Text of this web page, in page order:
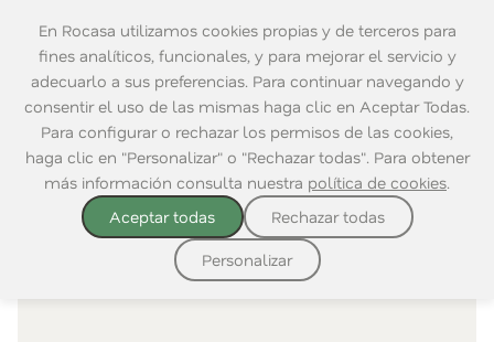
En Rocasa utilizamos cookies propias y de terceros para
fines analíticos, funcionales, y para mejorar el servicio y
adecuarlo a sus preferencias. Para continuar navegando y
consentir el uso de las mismas haga clic en Aceptar Todas.
Para configurar o rechazar los permisos de las cookies,
haga clic en "Personalizar" o "Rechazar todas". Para obtener
más información consulta nuestra política de cookies.
Aceptar todas
Rechazar todas
Personalizar
Home|Mesa|
Complementos
Mesa
|
Bandejas y Manteles
individual